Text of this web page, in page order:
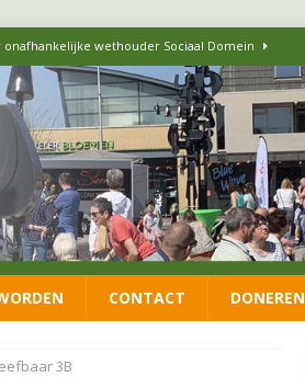
wethouder Sociaal Domein
Lansingerlanders FRACTIE
‘Groeien met behoud van karakter’
eigen inwoners moeten goed geborgd blijven
partijen uit heel Nederland: schaf het
CONTACT DONEREN
3B